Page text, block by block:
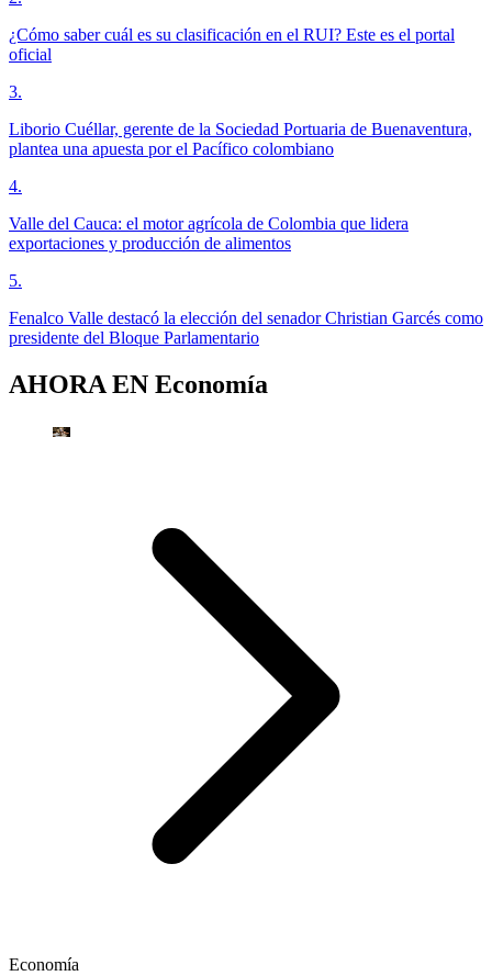
¿Cómo saber cuál es su clasificación en el RUI? Este es el portal
oficial
3.
Liborio Cuéllar, gerente de la Sociedad Portuaria de Buenaventura,
plantea una apuesta por el Pacífico colombiano
4.
Valle del Cauca: el motor agrícola de Colombia que lidera
exportaciones y producción de alimentos
5.
Fenalco Valle destacó la elección del senador Christian Garcés como
presidente del Bloque Parlamentario
AHORA EN Economía
Economía